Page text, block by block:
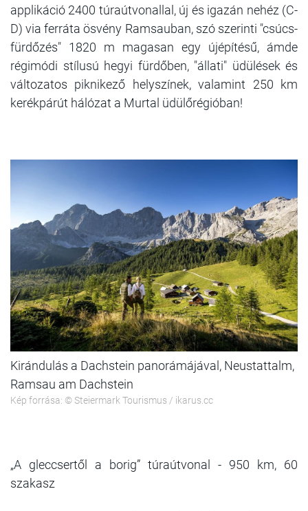
applikáció 2400 túraútvonallal, új és igazán nehéz (C-
D) via ferráta ösvény Ramsauban, szó szerinti "csúcs-
fürdőzés" 1820 m magasan egy újépítésű, ámde
régimódi stílusú hegyi fürdőben, "állati" üdülések és
változatos piknikező helyszínek, valamint 250 km
kerékpárút hálózat a Murtal üdülőrégióban!
Kirándulás a Dachstein panorámájával, Neustattalm,
Ramsau am Dachstein
Kép forrása: © Steiermark Tourismus / ikarus.cc
„A gleccsertől a borig” túraútvonal - 950 km, 60
szakasz